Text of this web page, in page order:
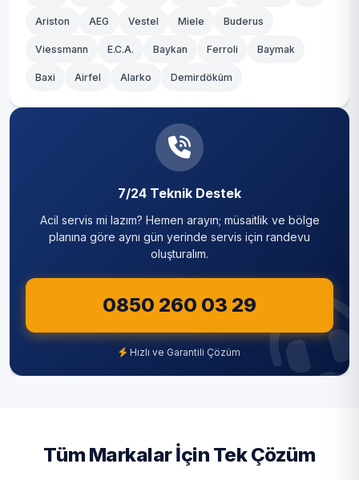
Ariston AEG Vestel Miele Buderus
Viessmann E.C.A. Baykan Ferroli Baymak
Baxi Airfel Alarko Demirdöküm
7/24 Teknik Destek
Acil servis mi lazım? Hemen arayın; müsaitlik ve bölge
planına göre aynı gün yerinde servis için randevu
oluşturalım.
0850 260 03 29
Hızlı ve Garantili Çözüm
Tüm Markalar İçin Tek Çözüm